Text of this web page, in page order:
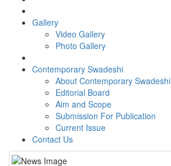
Gallery
Video Gallery
Photo Gallery
Contemporary Swadeshi
About Contemporary Swadeshi
Editorial Board
Aim and Scope
Submission For Publication
Current Issue
Contact Us